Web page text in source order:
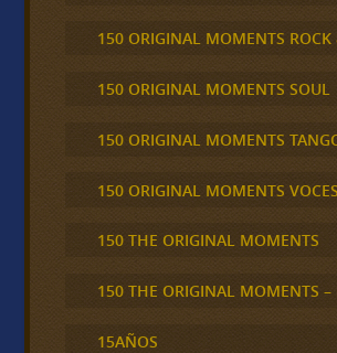
150 ORIGINAL MOMENTS ROCK
150 ORIGINAL MOMENTS SOUL
150 ORIGINAL MOMENTS
150 ORIGINAL MOMENTS
150 THE ORIGINAL MOMENTS
150 THE ORIGINAL MOMENTS –
15AÑOS